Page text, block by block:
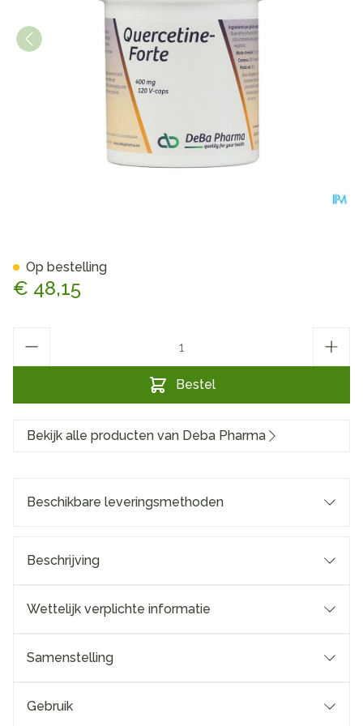
€ 48,15
Bestel
Op bestelling
Bekijk alle producten van Deba Pharma
Beschikbare leveringsmethoden
Beschrijving
Wettelijk verplichte informatie
Samenstelling
Gebruik